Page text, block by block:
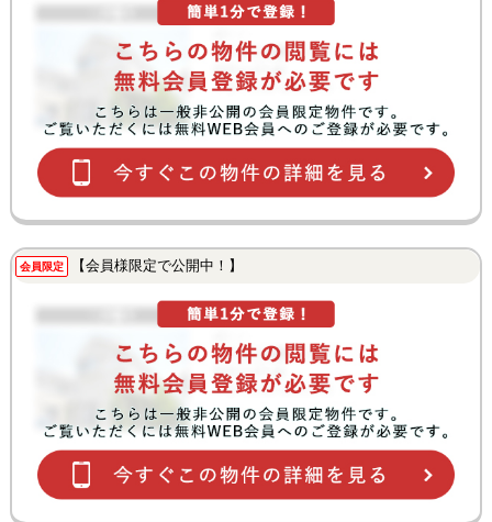
会員限定 【会員様限定で公開中！】